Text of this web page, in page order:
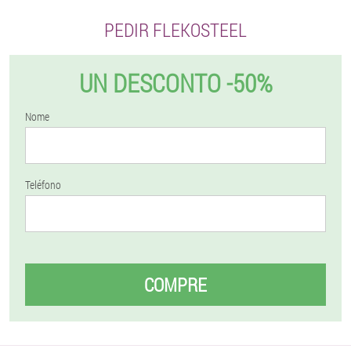
PEDIR FLEKOSTEEL
UN DESCONTO -50%
Nome
Teléfono
COMPRE